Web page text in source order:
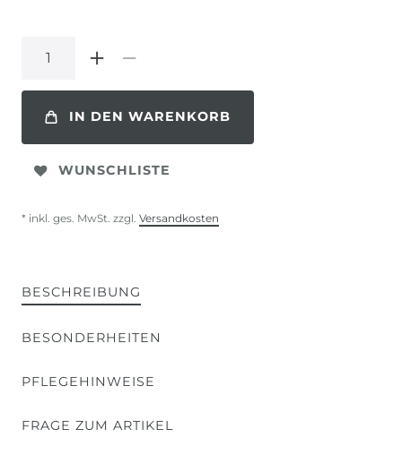
IN DEN WARENKORB
WUNSCHLISTE
* inkl. ges. MwSt. zzgl. Versandkosten
BESCHREIBUNG
BESONDERHEITEN
PFLEGEHINWEISE
FRAGE ZUM ARTIKEL